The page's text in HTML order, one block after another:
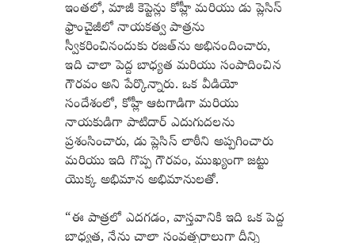
ఇంతలో, మాజీ కెప్టెన్లు కోహ్లీ మరియు డు ప్లెసిస్
ఫ్రాంచైజీలో నాయకత్వ పాత్రను
స్వీకరించినందుకు రజత్‌ను అభినందించారు,
ఇది చాలా పెద్ద బాధ్యత మరియు సంపాదించిన
గౌరవం అని పేర్కొన్నారు. ఒక వీడియో
సందేశంలో, కోహ్లీ ఆటగాడిగా మరియు
నాయకుడిగా పాటిదార్ ఎదుగుదలను
ప్రశంసించారు, డు ప్లెసిస్ లాఠీని అప్పగించారు
మరియు ఇది గొప్ప గౌరవం, ముఖ్యంగా జట్టు
యొక్క అభిమాన అభిమానులతో.
“ఈ పాత్రలో ఎదగడం, వాస్తవానికి ఇది ఒక పెద్ద
బాధ్యత, నేను చాలా సంవత్సరాలుగా దీన్ని